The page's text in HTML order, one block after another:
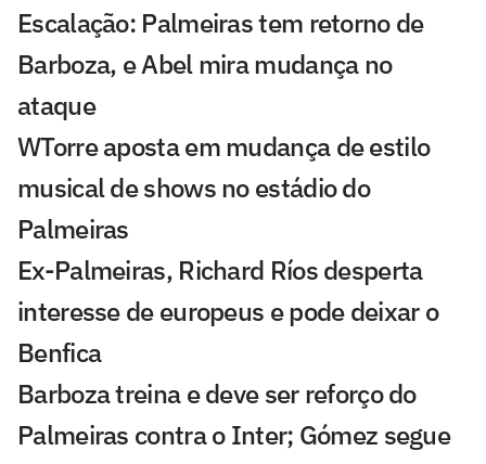
Escalação: Palmeiras tem retorno de
Barboza, e Abel mira mudança no
ataque
WTorre aposta em mudança de estilo
musical de shows no estádio do
Palmeiras
Ex-Palmeiras, Richard Ríos desperta
interesse de europeus e pode deixar o
Benfica
Barboza treina e deve ser reforço do
Palmeiras contra o Inter; Gómez segue